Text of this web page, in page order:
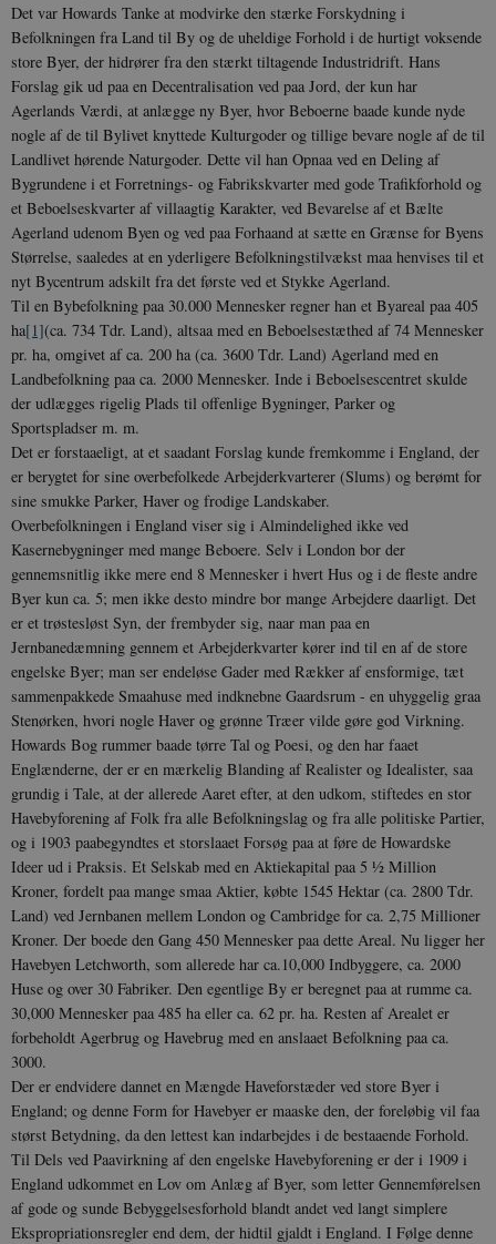
Det var Howards Tanke at modvirke den stærke Forskydning i
Befolkningen fra Land til By og de uheldige Forhold i de hurtigt voksende
store Byer, der hidrører fra den stærkt tiltagende Industridrift. Hans
Forslag gik ud paa en Decentralisation ved paa Jord, der kun har
Agerlands Værdi, at anlægge ny Byer, hvor Beboerne baade kunde nyde
nogle af de til Bylivet knyttede Kulturgoder og tillige bevare nogle af de til
Landlivet hørende Naturgoder. Dette vil han Opnaa ved en Deling af
Bygrundene i et Forretnings- og Fabrikskvarter med gode Trafikforhold og
et Be­boelseskvarter af villaagtig Karakter, ved Bevarelse af et Bælte
Agerland udenom Byen og ved paa Forhaand at sætte en Grænse for Byens
Størrelse, saaledes at en yderligere Befolkningstilvækst maa henvises til et
nyt Bycentrum adskilt fra det første ved et Stykke Ager­land.
Til en Bybefolkning paa 30.000 Mennesker regner han et Byareal paa 405
ha[1](ca. 734 Tdr. Land), altsaa med en Beboelsestæthed af 74 Mennesker
pr. ha, omgivet af ca. 200 ha (ca. 3600 Tdr. Land) Agerland med en
Landbefolkning paa ca. 2000 Mennesker. Inde i Beboelsescentret skulde
der udlægges rigelig Plads til offenlige Bygninger, Parker og
Sportspladser m. m.
Det er forstaaeligt, at et saadant Forslag kunde fremkomme i England, der
er berygtet for sine over­befolkede Arbejderkvarterer (Slums) og berømt for
sine smukke Parker, Haver og frodige Landskaber.
Overbefolkningen i England viser sig i Alminde­lighed ikke ved
Kasernebygninger med mange Beboere. Selv i London bor der
gennemsnitlig ikke mere end 8 Mennesker i hvert Hus og i de fleste andre
Byer kun ca. 5; men ikke desto mindre bor mange Arbejdere daarligt. Det
er et trøstesløst Syn, der frembyder sig, naar man paa en
Jernbanedæmning gennem et Arbejderkvarter kører ind til en af de store
engelske Byer; man ser endeløse Gader med Rækker af ensformige, tæt
sammenpakkede Smaahuse med indknebne Gaards­rum - en uhyggelig graa
Stenørken, hvori nogle Ha­ver og grønne Træer vilde gøre god Virkning.
Howards Bog rummer baade tørre Tal og Poesi, og den har faaet
Englænderne, der er en mærkelig Blanding af Realister og Idealister, saa
grundig i Tale, at der allerede Aaret efter, at den udkom, stiftedes en stor
Havebyforening af Folk fra alle Befolkningslag og fra alle politiske Partier,
og i 1903 paabegyndtes et storslaaet Forsøg paa at føre de Howardske
Ideer ud i Praksis. Et Selskab med en Aktiekapital paa 5 ½ Million
Kroner, fordelt paa mange smaa Aktier, købte 1545 Hektar (ca. 2800 Tdr.
Land) ved Jernbanen mellem London og Cambridge for ca. 2,75 Millioner
Kroner. Der boede den Gang 450 Mennesker paa dette Areal. Nu ligger her
Havebyen Letchworth, som alle­rede har ca.10,000 Indbyggere, ca. 2000
Huse og over 30 Fabriker. Den egentlige By er beregnet paa at rumme ca.
30,000 Mennesker paa 485 ha eller ca. 62 pr. ha. Resten af Arealet er
forbeholdt Agerbrug og Havebrug med en anslaaet Befolkning paa ca.
3000.
Der er endvidere dannet en Mængde Haveforstæ­der ved store Byer i
England; og denne Form for Havebyer er maaske den, der foreløbig vil faa
størst Betydning, da den lettest kan indarbejdes i de bestaa­ende Forhold.
Til Dels ved Paavirkning af den en­gelske Havebyforening er der i 1909 i
England udkom­met en Lov om Anlæg af Byer, som letter Gennem­førelsen
af gode og sunde Bebyggelsesforhold blandt andet ved langt simplere
Ekspropriationsregler end dem, der hidtil gjaldt i England. I Følge denne